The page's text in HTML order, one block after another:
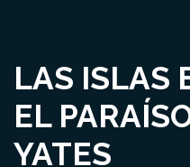
LAS ISLAS
EL
YATES